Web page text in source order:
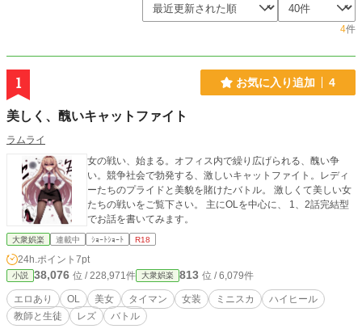
4件
1 お気に入り追加 4
美しく、醜いキャットファイト
ラムライ
女の戦い、始まる。オフィス内で繰り広げられる、醜い争
い。競争社会で勃発する、激しいキャットファイト。レディ
ーたちのプライドと美貌を賭けたバトル。 激しくて美しい女
たちの戦いをご覧下さい。 主にOLを中心に、 1、2話完結型
でお話を書いてみます。
大衆娯楽 連載中 ｼｮｰﾄｼｮｰﾄ R18
24h.ポイント 7pt
小説 38,076 位 / 228,971件 大衆娯楽 813 位 / 6,079件
エロあり OL 美女 タイマン 女装 ミニスカ
ハイヒール
教師と生徒
レズ バトル